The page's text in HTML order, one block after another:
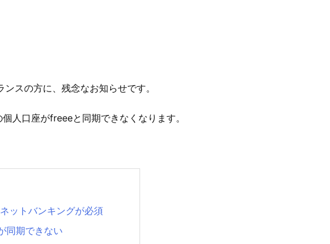
スの方に、残念なお知らせです。
人口座がfreeeと同期できなくなります。
ットバンキングが必須
同期できない